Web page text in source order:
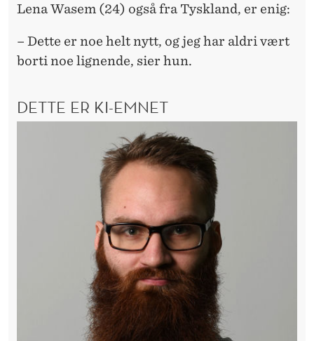
Lena Wasem (24) også fra Tyskland, er enig:
– Dette er noe helt nytt, og jeg har aldri vært
borti noe lignende, sier hun.
DETTE ER KI-EMNET